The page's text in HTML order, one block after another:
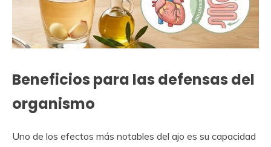
Beneficios para las defensas del
organismo
Uno de los efectos más notables del ajo es su capacidad